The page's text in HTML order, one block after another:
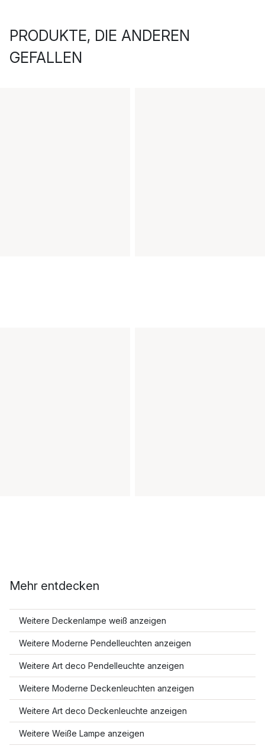
PRODUKTE, DIE ANDEREN
GEFALLEN
Mehr entdecken
Weitere Deckenlampe weiß anzeigen
Weitere Moderne Pendelleuchten anzeigen
Weitere Art deco Pendelleuchte anzeigen
Weitere Moderne Deckenleuchten anzeigen
Weitere Art deco Deckenleuchte anzeigen
Weitere Weiße Lampe anzeigen